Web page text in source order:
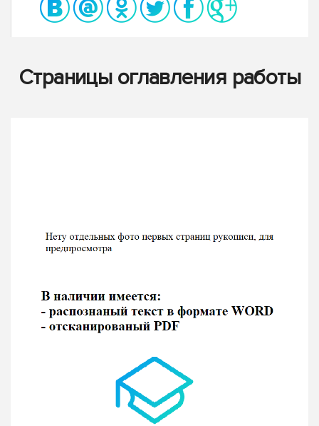
Страницы оглавления работы